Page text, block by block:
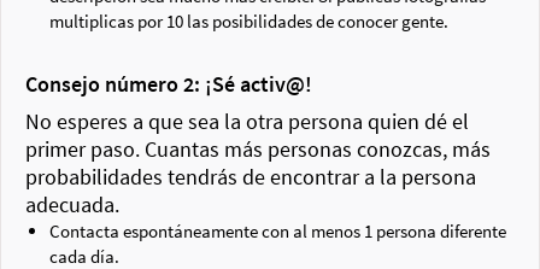
multiplicas por 10 las posibilidades de conocer gente.
Consejo número 2: ¡Sé activ@!
No esperes a que sea la otra persona quien dé el
primer paso. Cuantas más personas conozcas, más
probabilidades tendrás de encontrar a la persona
adecuada.
Contacta espontáneamente con al menos 1 persona diferente
cada día.